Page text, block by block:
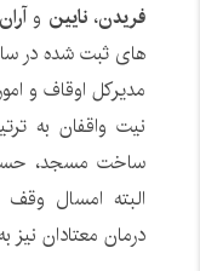
فریدن، نایین و
های ثبت شده در
مدیرکل اوقاف و
نیت واقفان به
ساخت مسجد،
البته امسال
درمان معتادان